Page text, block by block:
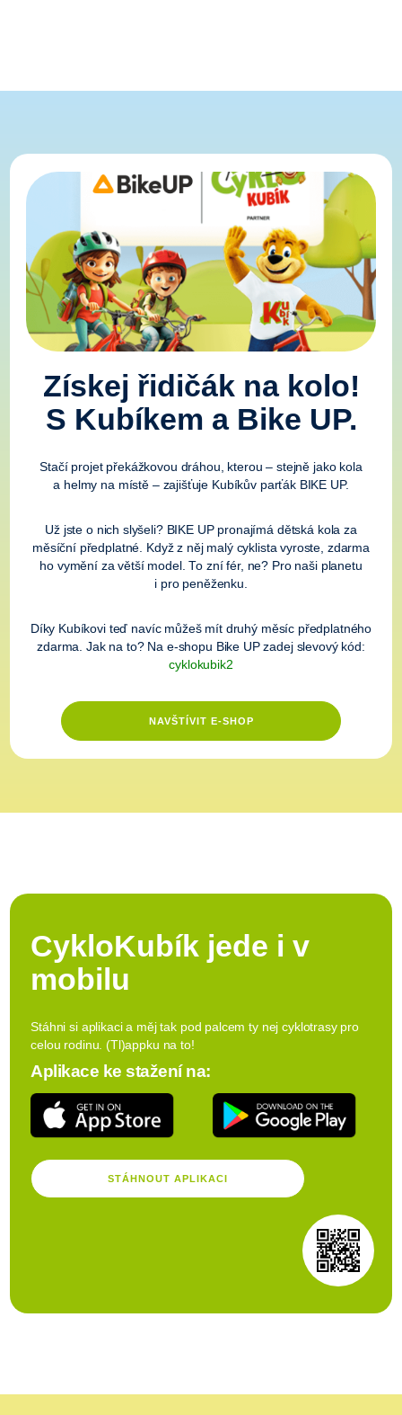
Získej řidičák na kolo!
S Kubíkem a Bike UP.
Stačí projet překážkovou dráhou, kterou – stejně jako kola
a helmy na místě – zajišťuje Kubíkův parťák BIKE UP.
Už jste o nich slyšeli? BIKE UP pronajímá dětská kola za
měsíční předplatné. Když z něj malý cyklista vyroste, zdarma
ho vymění za větší model. To zní fér, ne? Pro naši planetu
i pro peněženku.
Díky Kubíkovi teď navíc můžeš mít druhý měsíc předplatného
zdarma. Jak na to? Na e-shopu Bike UP zadej slevový kód:
cyklokubik2
NAVŠTÍVIT E-SHOP
CykloKubík jede i v
mobilu
Stáhni si aplikaci a měj tak pod palcem ty nej cyklotrasy pro
celou rodinu. (Tl)appku na to!
Aplikace ke stažení na:
STÁHNOUT APLIKACI